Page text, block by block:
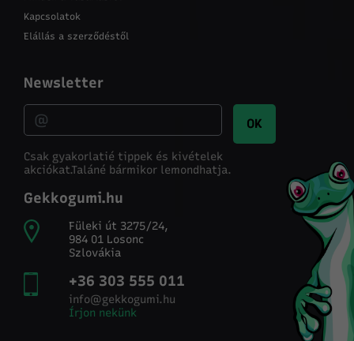
Kapcsolatok
Elállás a szerződéstől
Newsletter
OK
Csak gyakorlatié tippek és kivételek
akciókat.Taláné bármikor lemondhatja.
Gekkogumi.hu
Füleki út 3275/24,
984 01 Losonc
Szlovákia
+36 303 555 011
info@gekkogumi.hu
Írjon nekünk